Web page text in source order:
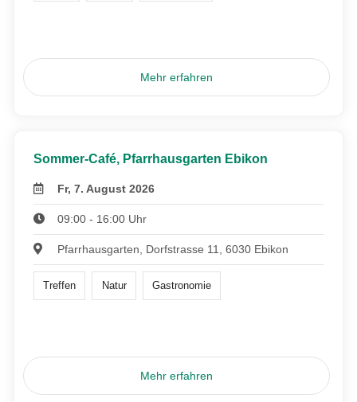
Mehr erfahren
Sommer-Café, Pfarrhausgarten Ebikon
Fr, 7. August 2026
09:00 - 16:00 Uhr
Pfarrhausgarten, Dorfstrasse 11, 6030 Ebikon
Treffen Natur Gastronomie
Mehr erfahren